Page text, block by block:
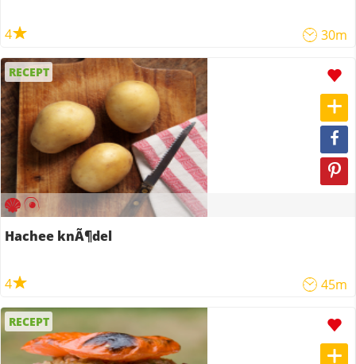
4 30m
RECEPT
Hachee knÃ¶del
4 45m
RECEPT